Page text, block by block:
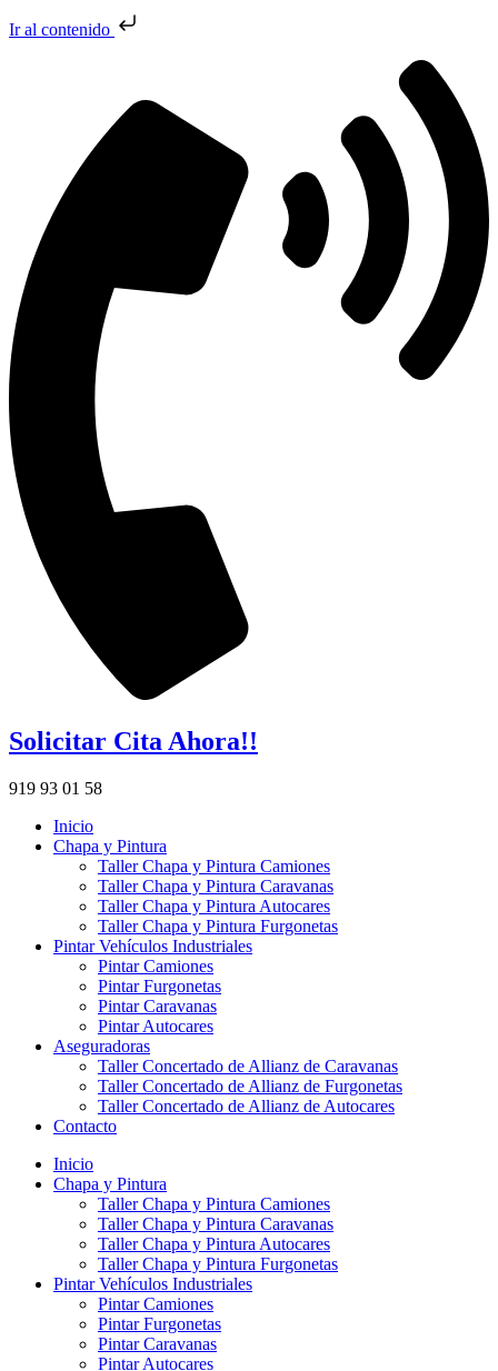
Ir al contenido
Solicitar Cita Ahora!!
919 93 01 58
Inicio
Chapa y Pintura
Taller Chapa y Pintura Camiones
Taller Chapa y Pintura Caravanas
Taller Chapa y Pintura Autocares
Taller Chapa y Pintura Furgonetas
Pintar Vehículos Industriales
Pintar Camiones
Pintar Furgonetas
Pintar Caravanas
Pintar Autocares
Aseguradoras
Taller Concertado de Allianz de Caravanas
Taller Concertado de Allianz de Furgonetas
Taller Concertado de Allianz de Autocares
Contacto
Inicio
Chapa y Pintura
Taller Chapa y Pintura Camiones
Taller Chapa y Pintura Caravanas
Taller Chapa y Pintura Autocares
Taller Chapa y Pintura Furgonetas
Pintar Vehículos Industriales
Pintar Camiones
Pintar Furgonetas
Pintar Caravanas
Pintar Autocares